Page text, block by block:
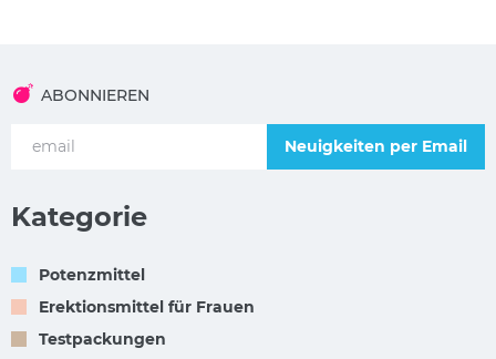
ABONNIEREN
Neuigkeiten per Email
Kategorie
Potenzmittel
Erektionsmittel für Frauen
Testpackungen